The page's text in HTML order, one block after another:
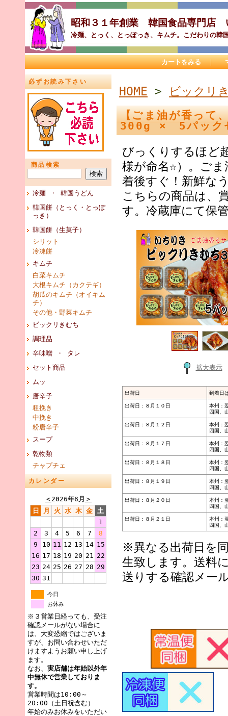
昭和３１年創業 韓国食品専門
冷麺、とっく、とっぽっき、キムチ。こだわりの韓
カートをみる ｜
必ずお読み下さい
商品検索
冷麺 ・ 韓国うどん
韓国餅（とっく・とっぽ
っき）
韓国餅（生菓子）
シリット
冷凍餅
キムチ
白菜キムチ
大根キムチ（カクテギ）
胡瓜のキムチ（オイキム
チ）
その他・野菜キムチ
ビックリきむち
調理品
辛味噌 ・ タレ
セット商品
ムッ
唐辛子
粗挽き
中挽き
粉唐辛子
スープ
乾物類
チャプチェ
カレンダー
＜2026年8月 ＞
日
月 火 水 木 金 土
1
2
3 4 5 6 7
8
9
10 11 12 13 14 15
16 17 18 19 20 21 22
23 24 25 26 27 28 29
30 31
今日
お休み
※３営業日経っても、受注
確認メールがない場合に
は、大変恐縮ではございま
すが、お問い合わせいただ
けますようお願い申し上げ
ます。
なお、 実店舗は年始以外年
中無休で営業しておりま
す。
営業時間は10:00～
20:00（土日祝含む）
年始のみお休みをいただい
HOME > ビックリ
【ごま油が香って
300g × 5パック
びっくりするほど
様が命名☆）。ご
着後すぐ！新鮮な
こちらの商品は、
す。冷蔵庫にて保
拡大表示
出荷日 到着日
出荷日：８月１０日
本州：
四国、
出荷日：８月１２日
本州：
四国、
出荷日：８月１７日
本州：
四国、
出荷日：８月１８日
本州：
四国、
出荷日：８月１９日
本州：
四国、
出荷日：８月２０日
本州：
四国、
出荷日：８月２１日
本州：
四国、
※異なる出荷日を
生致します。送料
送りする確認メー